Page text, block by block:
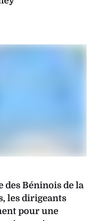
Béninois de la
les dirigeants
pour une